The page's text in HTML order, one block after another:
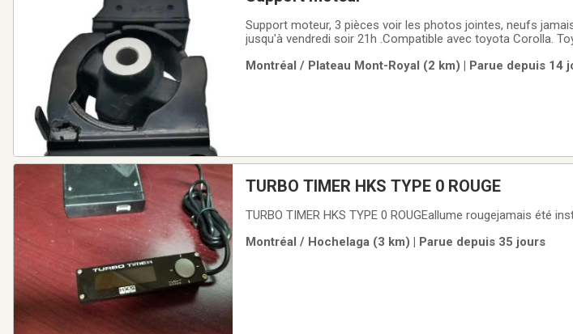
Support moteur, 3 pièces voir les photos jointes, neufs
jusqu'à vendredi soir 21h .Compatible avec toyota Corolla.
Montréal / Plateau Mont-Royal (2 km) | Parue depuis 14
TURBO TIMER HKS TYPE 0 ROUGE
TURBO TIMER HKS TYPE 0 ROUGEallume rougejamais été
Montréal / Hochelaga (3 km) | Parue depuis 35 jours